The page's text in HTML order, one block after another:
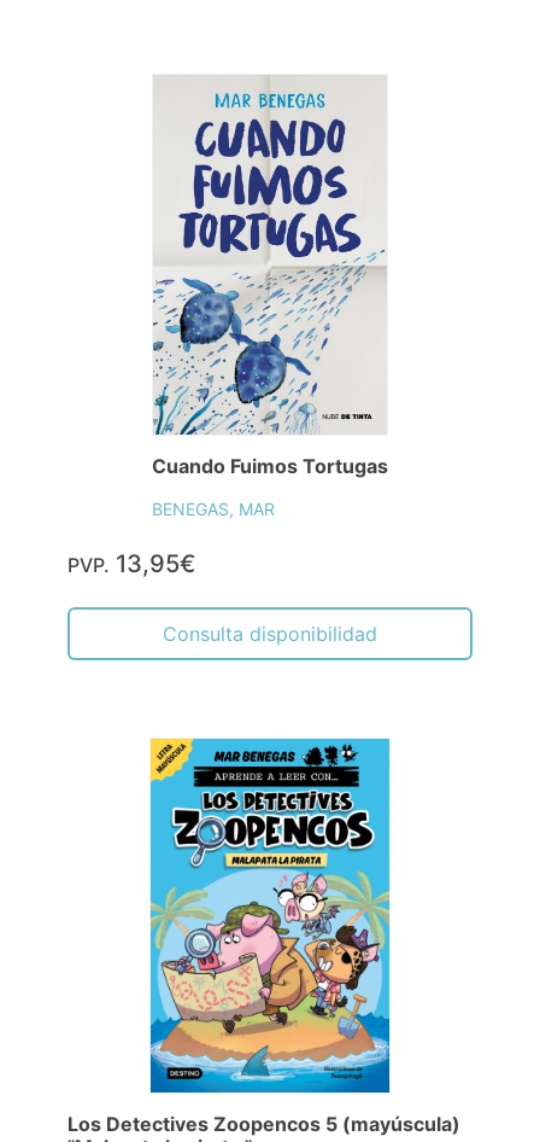
Cuando Fuimos Tortugas
BENEGAS, MAR
PVP. 13,95€
Consulta disponibilidad
Los Detectives Zoopencos 5 (mayúscula)